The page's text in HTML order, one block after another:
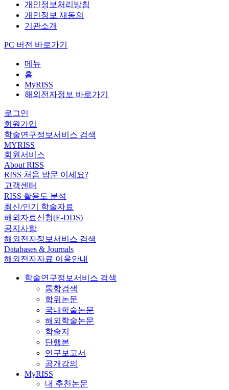
개인정보처리방침
개인정보 재동의
기관소개
PC 버전 바로가기
메뉴
홈
MyRISS
해외전자정보 바로가기
로그인
회원가입
학술연구정보서비스 검색
MYRISS
회원서비스
About RISS
RISS 처음 방문 이세요?
고객센터
RISS 활용도 분석
최신/인기 학술자료
해외자료신청(E-DDS)
공지사항
해외전자정보서비스 검색
Databases & Journals
해외전자자료 이용안내
학술연구정보서비스 검색
통합검색
학위논문
국내학술논문
해외학술논문
학술지
단행본
연구보고서
공개강의
MyRISS
내 추천논문